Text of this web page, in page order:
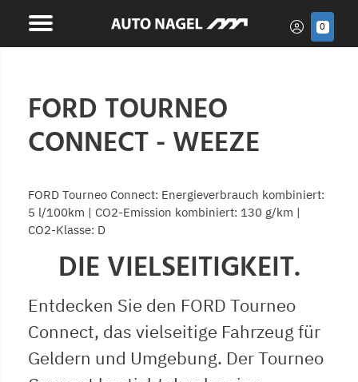
0
FORD TOURNEO
CONNECT - WEEZE
FORD Tourneo Connect: Energieverbrauch kombiniert:
5 l/100km | CO2-Emission kombiniert: 130 g/km |
CO2-Klasse: D
DIE VIELSEITIGKEIT.
Entdecken Sie den FORD Tourneo
Connect, das vielseitige Fahrzeug für
Geldern und Umgebung. Der Tourneo